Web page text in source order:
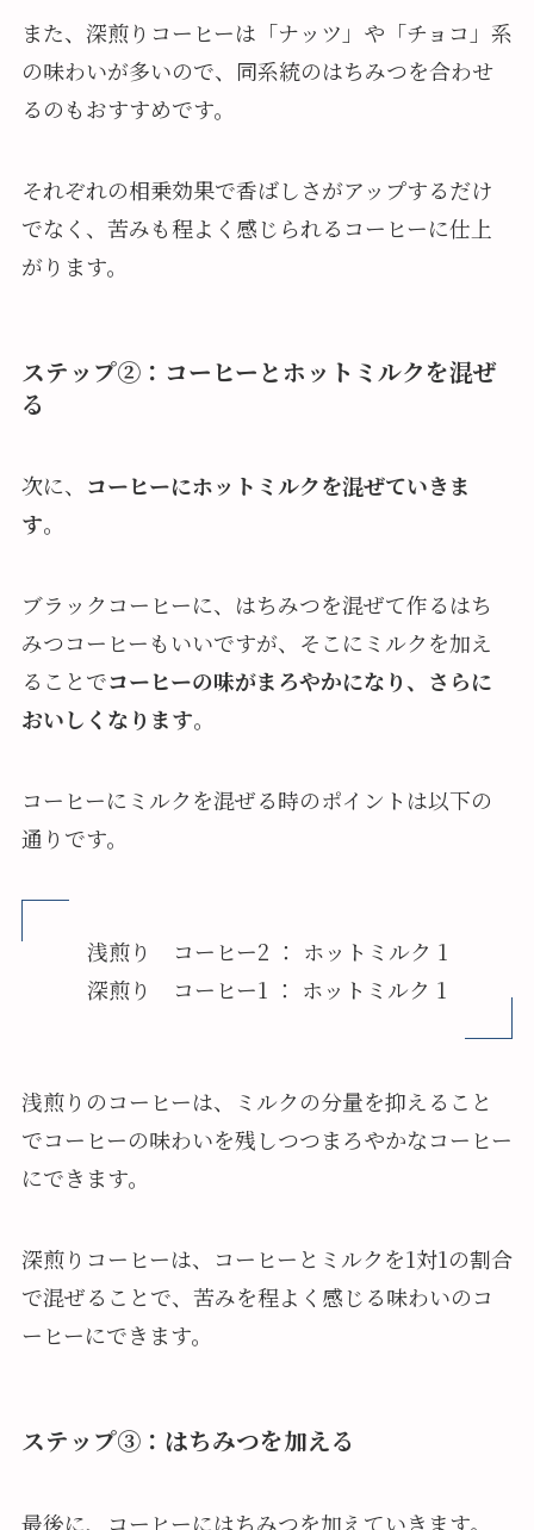
また、深煎りコーヒーは「ナッツ」や「チョコ」系
の味わいが多いので、同系統のはちみつを合わせ
るのもおすすめです。
それぞれの相乗効果で香ばしさがアップするだけ
でなく、苦みも程よく感じられるコーヒーに仕上
がります。
ステップ②：コーヒーとホットミルクを混ぜ
る
次に、 コーヒーにホットミルクを混ぜていきま
す。
ブラックコーヒーに、はちみつを混ぜて作るはち
みつコーヒーもいいですが、そこにミルクを加え
ることでコーヒーの味がまろやかになり、さらに
おいしくなります。
コーヒーにミルクを混ぜる時のポイントは以下の
通りです。
浅煎り コーヒー2 ： ホットミルク 1
深煎り コーヒー1 ： ホットミルク 1
浅煎りのコーヒーは、ミルクの分量を抑えること
でコーヒーの味わいを残しつつまろやかなコーヒー
にできます。
深煎りコーヒーは、コーヒーとミルクを1対1の割合
で混ぜることで、苦みを程よく感じる味わいのコ
ーヒーにできます。
ステップ③：はちみつを加える
最後に、コーヒーにはちみつを加えていきます。